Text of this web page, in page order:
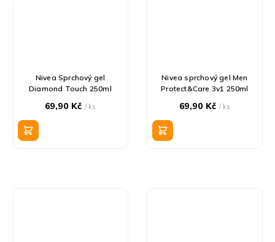
Nivea Sprchový gel
Diamond Touch 250ml
69,90 Kč/ ks
Nivea sprchový gel Men
Protect&Care 3v1 250ml
69,90 Kč/ ks